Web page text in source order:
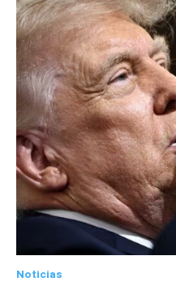
Noticias